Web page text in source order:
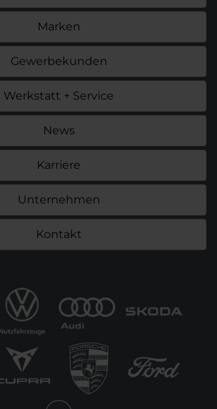
Marken
Gewerbekunden
Werkstatt + Service
News
Karriere
Unternehmen
Kontakt